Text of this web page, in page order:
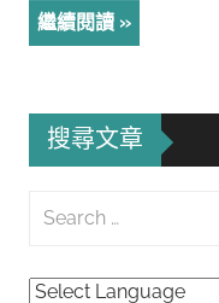
繼續閱讀
搜尋文章
Search